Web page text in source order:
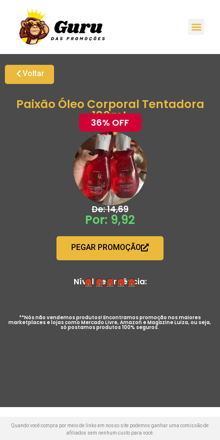
Voltar
Paixão Óleo Corporal Tentadora
100mL
36% OFF
De: 14,69
Por: 9,92
PEGAR PROMOÇÃO
Nível de Urgência:
**Nós não vendemos produtos! Encontramos promoção nos maiores
marketplaces e lojas como Mercado Livre, Amazon e Magazine Luiza, ou seja,
só postamos produtos 100% seguros.
Quando você compra por meio de links em nosso site podemos ganhar uma comissão de
afiliados sem nenhum custo para você.